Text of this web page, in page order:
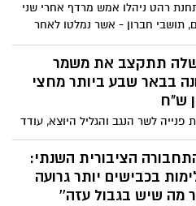
לבצע תחקיר מקיף, מה שעצר את
לבינתיים - אבל כל זה היה מאוחר
רהט ניהלו אמש מרדף אחרי שני
תושבי חברון - אשר נמלטו לאחר
כי הם מחזיקים נשקים לא
צפו ברגע מעצרם
תתקצב את משמר
בבאר שבע ביותר מחצי
ש"ח
פנייה לשר הנגב והגליל היוצא, עודד
נפתח קול קורא שבעזרתו הוקצו
מעל לחצי מיליון שקלים.
את המתנדבים ברכישת ציוד
הציבורית השנתי:
בכבישים יותר גרועה
מה שיש בגבול עזה''